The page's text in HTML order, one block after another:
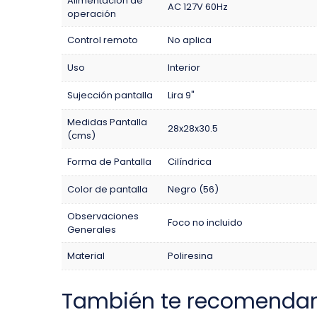
operación
AC 127V 60Hz
Control remoto No aplica
Uso Interior
Sujección pantalla
Lira 9"
Medidas Pantalla
(cms)
28x28x30.5
Forma de Pantalla Cilíndrica
Color de pantalla
Negro (56)
Observaciones
Generales
Foco no incluido
Material Poliresina
También te